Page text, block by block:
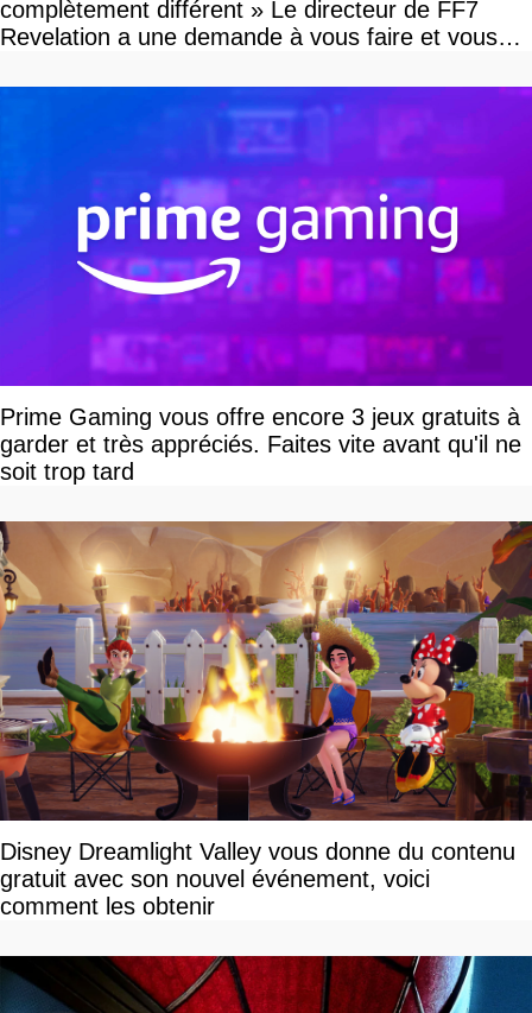
complètement différent » Le directeur de FF7
Revelation a une demande à vous faire et vous
Prime Gaming vous offre encore 3 jeux gratuits à
garder et très appréciés. Faites vite avant qu'il ne
soit trop tard
Disney Dreamlight Valley vous donne du contenu
gratuit avec son nouvel événement, voici
comment les obtenir